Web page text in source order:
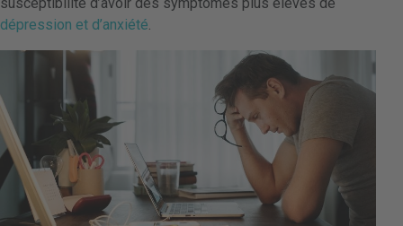
dépression et d’anxiété.